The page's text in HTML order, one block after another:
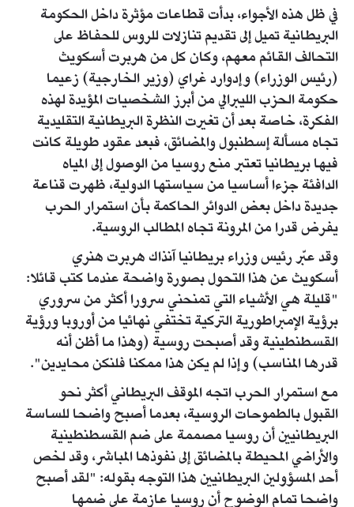
في ظل هذه الأجواء، بدأت قطاعات مؤثرة داخل الحكومة
البريطانية تميل إلى تقديم تنازلات للروس للحفاظ على
التحالف القائم معهم، وكان كل من هربرت أسكويث
(رئيس الوزراء) وإدوارد غراي (وزير الخارجية) زعيما
حكومة الحزب الليبرالي من أبرز الشخصيات المؤيدة لهذه
الفكرة، خاصة بعد أن تغيرت النظرة البريطانية التقليدية
تجاه مسألة إسطنبول والمضائق، فبعد عقود طويلة كانت
فيها بريطانيا تعتبر منع روسيا من الوصول إلى المياه
الدافئة جزءا أساسيا من سياستها الدولية، ظهرت قناعة
جديدة داخل بعض الدوائر الحاكمة بأن استمرار الحرب
يفرض قدرا من المرونة تجاه المطالب الروسية.
وقد عبّر رئيس وزراء بريطانيا آنذاك هربرت هنري
أسكويث عن هذا التحول بصورة واضحة عندما كتب قائلا:
"قليلة هي الأشياء التي تمنحني سرورا أكثر من سروري
برؤية الإمبراطورية التركية تختفي نهائيا من أوروبا ورؤية
القسطنطينية وقد أصبحت روسية (وهذا ما أظن أنه
قدرها المناسب) وإذا لم يكن هذا ممكنا فلنكن محايدين".
مع استمرار الحرب اتجه الموقف البريطاني أكثر نحو
القبول بالطموحات الروسية، بعدما أصبح واضحا للساسة
البريطانيين أن روسيا مصممة على ضم القسطنطينية
والأراضي المحيطة بالمضائق إلى نفوذها المباشر، وقد لخص
أحد المسؤولين البريطانيين هذا التوجه بقوله: "لقد أصبح
واضحا تمام الوضوح أن روسيا عازمة على ضمها